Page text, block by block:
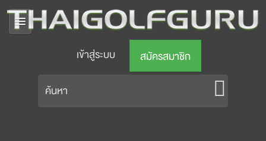
เข้าสู่ระบบ สมัครสมาชิก